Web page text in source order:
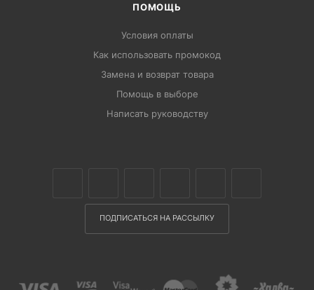
ПОМОЩЬ
Условия оплаты
Как использовать промокод
Замена и возврат товара
Помощь в выборе
Написать руководству
ПОДПИСАТЬСЯ НА РАССЫЛКУ